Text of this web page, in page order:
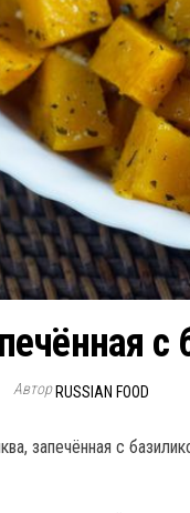
с
Автор RUSSIAN FOOD